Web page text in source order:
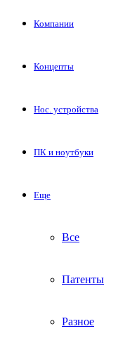
Компании
Концепты
Нос. устройства
ПК и ноутбуки
Еще
Все
Патенты
Разное